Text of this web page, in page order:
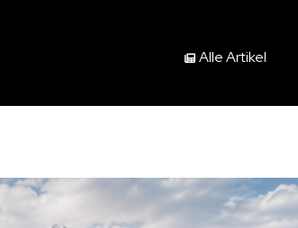
Alle Artikel